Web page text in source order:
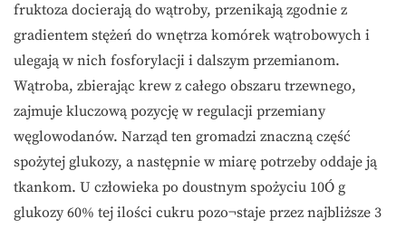
fruktoza docierają do wątroby, przenikają zgodnie z
gradientem stężeń do wnętrza komórek wątrobowych i
ulegają w nich fosforylacji i dalszym przemianom.
Wątroba, zbierając krew z całego obszaru trzewnego,
zajmuje kluczową pozycję w regulacji przemiany
węglowodanów. Narząd ten gromadzi znaczną część
spożytej glukozy, a następnie w miarę potrzeby oddaje ją
tkankom. U człowieka po doustnym spożyciu 10Ó g
glukozy 60% tej ilości cukru pozo¬staje przez najbliższe 3